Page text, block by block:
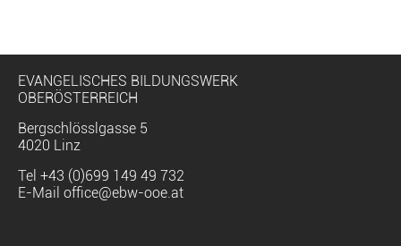
EVANGELISCHES BILDUNGSWERK
OBERÖSTERREICH
Bergschlösslgasse 5
4020 Linz
Tel +43 (0)699 149 49 732
E-Mail office@ebw-ooe.at